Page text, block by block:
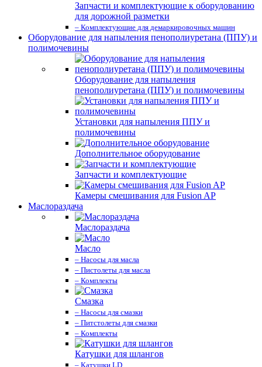
Запчасти и комплектующие к оборудованию
для дорожной разметки
– Комплектующие для демаркировочных машин
Оборудование для напыления пенополиуретана (ППУ) и
полимочевины
Оборудование для напыления
пенополиуретана (ППУ) и полимочевины
Установки для напыления ППУ и
полимочевины
Дополнительное оборудование
Запчасти и комплектующие
Камеры смешивания для Fusion AP
Маслораздача
Маслораздача
Масло
– Насосы для масла
– Пистолеты для масла
– Комплекты
Смазка
– Насосы для смазки
– Питстолеты для смазки
– Комплекты
Катушки для шлангов
– Катушки LD